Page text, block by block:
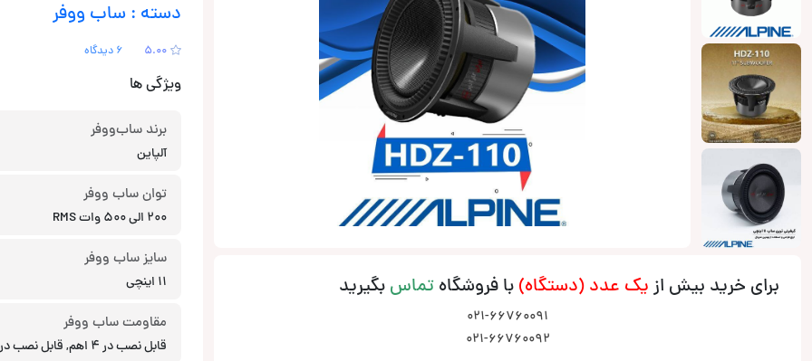
برای خرید بیش ازیک عدد (دستگاه)با فروشگاهتماسبگیرید
021-66760091
021-66760092
دسته : ساب ووفر
5.00 6 دیدگاه
ویژگی ها
برند ساب‌ووفر
آلپاین
توان ساب ووفر
200 الی 500 وات RMS
سایز ساب ووفر
11 اینچی
مقاومت ساب ووفر
قابل نصب در 4 اهم, قابل نصب در 1 اهم